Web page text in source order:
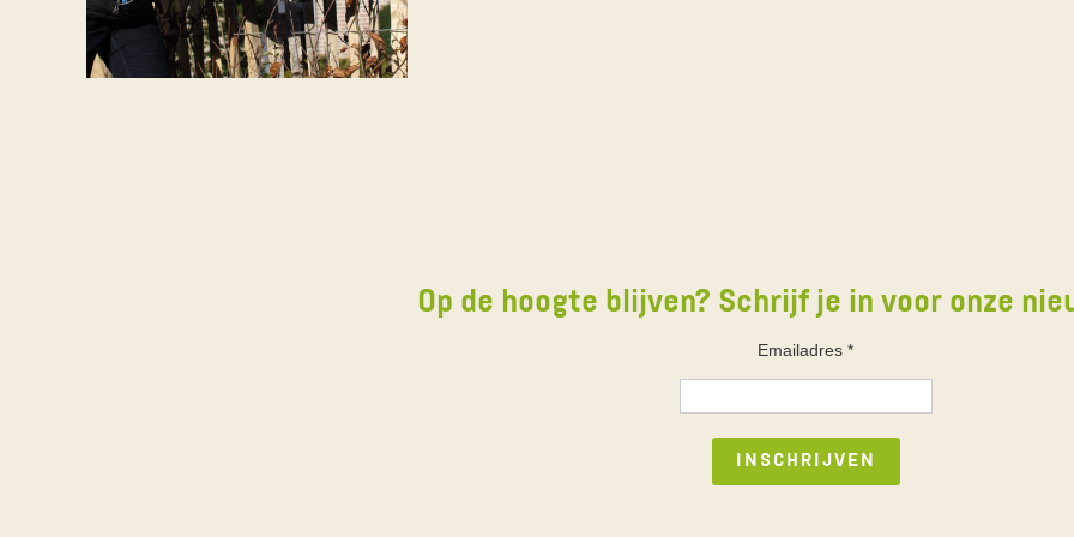
Op de hoogte blijven? Schrijf je in voor onze
Emailadres *